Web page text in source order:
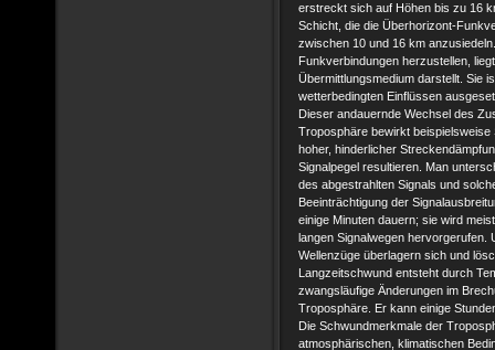
erstreckt sich auf Höhen bis zu 16
Schicht, die die Überhorizont-
zwischen 10 und 16 km
Funkverbindungen herzustellen,
Übermittlungsmedium darstellt. Sie
wetterbedingten Einflüssen
Dieser andauernde Wechsel des
Troposphäre bewirkt
hoher, hinderlicher
Signalpegel resultieren. Man
des abgestrahlten Signals und
Beeinträchtigung der
einige Minuten dauern; sie wird
langen Signalwegen
Wellenzüge überlagern sich und
Langzeitschwund entsteht durch
zwangsläufige Änderungen im
Troposphäre. Er kann einige
Die Schwundmerkmale der
atmosphärischen, klimatischen